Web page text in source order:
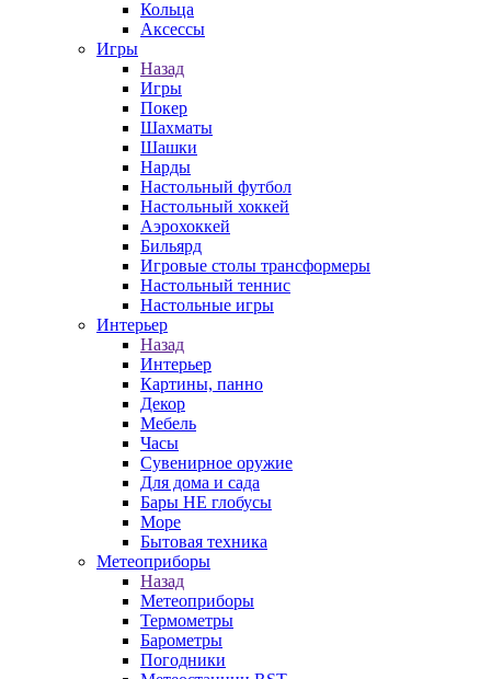
Кольца
Аксессы
Игры
Назад
Игры
Покер
Шахматы
Шашки
Нарды
Настольный футбол
Настольный хоккей
Аэрохоккей
Бильярд
Игровые столы трансформеры
Настольный теннис
Настольные игры
Интерьер
Назад
Интерьер
Картины, панно
Декор
Мебель
Часы
Сувенирное оружие
Для дома и сада
Бары НЕ глобусы
Море
Бытовая техника
Метеоприборы
Назад
Метеоприборы
Термометры
Барометры
Погодники